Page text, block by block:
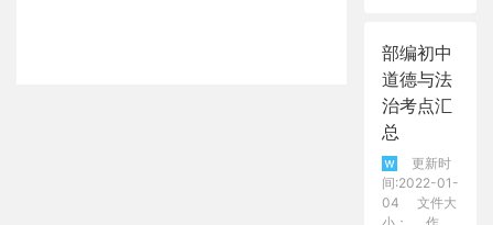
部编初中
道德与法
治考点汇
总
更新时
间:2022-01-
04
文件大